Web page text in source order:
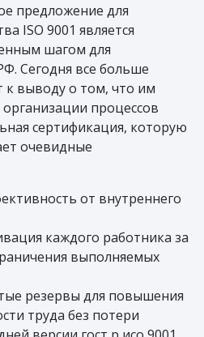
предложение для
ISO 9001 является
шагом для
Сегодня все больше
к выводу о том, что им
процессов
сертификация, которую
очевидные
от внутреннего
каждого работника за
выполняемых
резервы для повышения
труда без потери